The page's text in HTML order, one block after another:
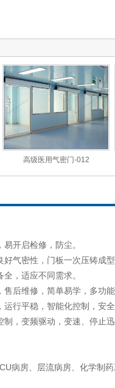
高级医用气密门-012
开启检修，防尘。
气密性，门板一次压铸成型
，适应不同需求。
后维修，简单易学，多功能
行平稳，智能化控制，安全
，变频驱动，变速、停止迅
病房、层流病房、化学制